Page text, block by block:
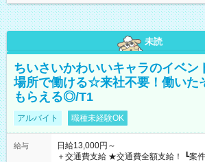
未読
ちいさいかわいいキャラのイベン
場所で働ける☆来社不要！働いた
もらえる◎/T1
アルバイト 職種未経験OK
給与
日給13,000円～
＋交通費支給 ★交通費全額支給！ ┗案件により規定あり ★日払